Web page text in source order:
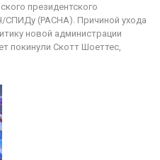
президентского
(PACHA). Причиной ухода
новой администрации
покинули Скотт Шоеттес,